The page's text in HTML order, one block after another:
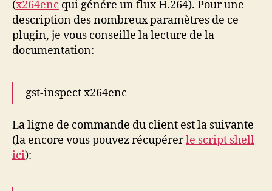
(x264enc qui génére un flux H.264). Pour une
description des nombreux paramètres de ce
plugin, je vous conseille la lecture de la
documentation:
gst-inspect x264enc
La ligne de commande du client est la suivante
(la encore vous pouvez récupérerle script shell
ici):